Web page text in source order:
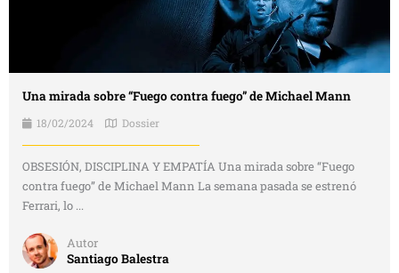
Una mirada sobre “Fuego contra fuego” de Michael Mann
18/02/2024 Dossier
OBSESIÓN, DISCIPLINA Y EMPATÍA Una mirada sobre “Fuego
contra fuego” de Michael Mann La semana pasada se estrenó
Ferrari, lo ...
Autor
Santiago Balestra